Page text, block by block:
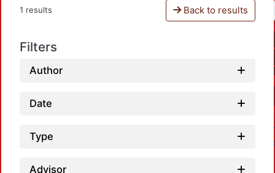
1 results Back to results
Filters
Author
Date
Type
Advisor